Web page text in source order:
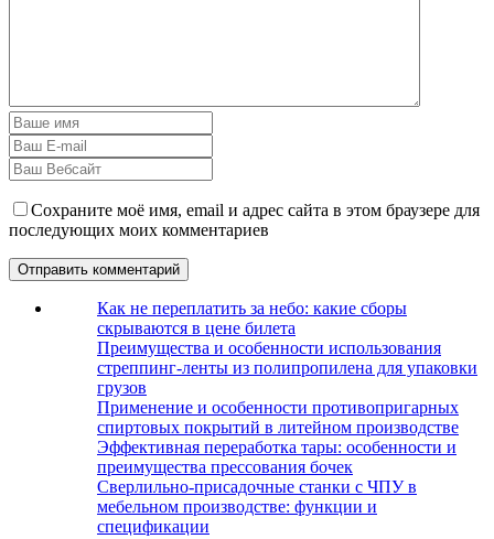
Сохраните моё имя, email и адрес сайта в этом браузере для
последующих моих комментариев
Как не переплатить за небо: какие сборы
скрываются в цене билета
Преимущества и особенности использования
стреппинг-ленты из полипропилена для упаковки
грузов
Применение и особенности противопригарных
спиртовых покрытий в литейном производстве
Эффективная переработка тары: особенности и
преимущества прессования бочек
Сверлильно-присадочные станки с ЧПУ в
мебельном производстве: функции и
спецификации